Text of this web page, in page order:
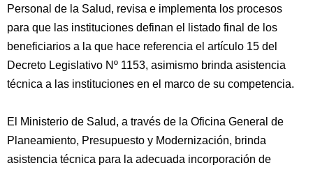
Personal de la Salud, revisa e implementa los procesos
para que las instituciones definan el listado final de los
beneficiarios a la que hace referencia el artículo 15 del
Decreto Legislativo Nº 1153, asimismo brinda asistencia
técnica a las instituciones en el marco de su competencia.
El Ministerio de Salud, a través de la Oficina General de
Planeamiento, Presupuesto y Modernización, brinda
asistencia técnica para la adecuada incorporación de